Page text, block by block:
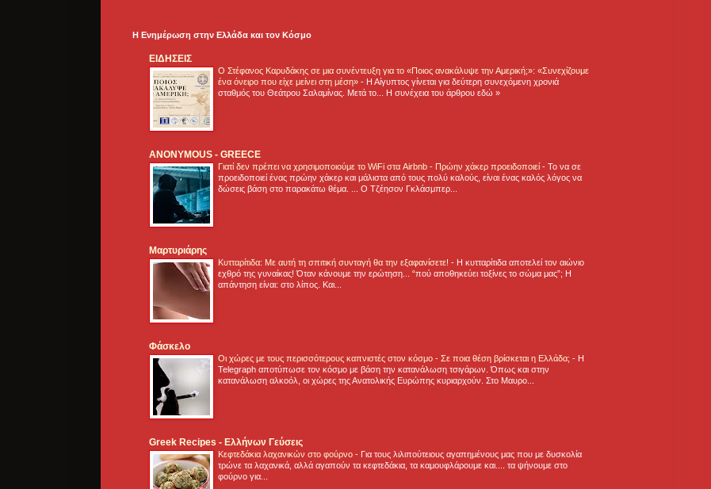
Η Ενημέρωση στην Ελλάδα και τoν Κόσμο
ΕΙΔΗΣΕΙΣ
Ο Στέφανος Καρυδάκης σε μια συνέντευξη για το «Ποιος ανακάλυψε την Αμερική;»: «Συνεχίζουμε
ένα όνειρο που είχε μείνει στη μέση» - Η Αίγυπτος γίνεται για δεύτερη συνεχόμενη χρονιά
σταθμός του Θεάτρου Σαλαμίνας. Μετά το... Η συνέχεια του άρθρου εδώ »
ANONYMOUS - GREECE
Γιατί δεν πρέπει να χρησιμοποιούμε το WiFi στα Airbnb - Πρώην χάκερ προειδοποιεί- Το να σε
προειδοποιεί ένας πρώην χάκερ και μάλιστα από τους πολύ καλούς, είναι ένας καλός λόγος να
δώσεις βάση στο παρακάτω θέμα. ... Ο Τζέησον Γκλάσμπερ...
Μαρτυριάρης
Κυτταρίτιδα: Με αυτή τη σπιτική συνταγή θα την εξαφανίσετε! - H κυτταρίτιδα αποτελεί τον αιώνιο
εχθρό της γυναίκας! Όταν κάνουμε την ερώτηση... “πού αποθηκεύει τοξίνες το σώμα μας”; Η
απάντηση είναι: στο λίπος. Και...
Φάσκελο
Οι χώρες με τους περισσότερους καπνιστές στον κόσμο - Σε ποια θέση βρίσκεται η Ελλάδα; - Η
Telegraph αποτύπωσε τον κόσμο με βάση την κατανάλωση τσιγάρων. Όπως και στην
κατανάλωση αλκοόλ, οι χώρες της Ανατολικής Ευρώπης κυριαρχούν. Στο Μαυρο...
Greek Recipes - Ελλήνων Γεύσεις
Κεφτεδάκια λαχανικών στο φούρνο - Για τους λιλιπούτειους αγαπημένους μας που με δυσκολία
τρώνε τα λαχανικά, αλλά αγαπούν τα κεφτεδάκια, τα καμουφλάρουμε και.... τα ψήνουμε στο
φούρνο για...